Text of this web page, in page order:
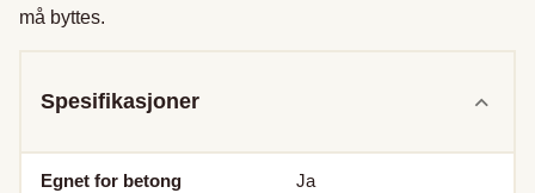
må byttes.
Spesifikasjoner
Egnet for betong Ja